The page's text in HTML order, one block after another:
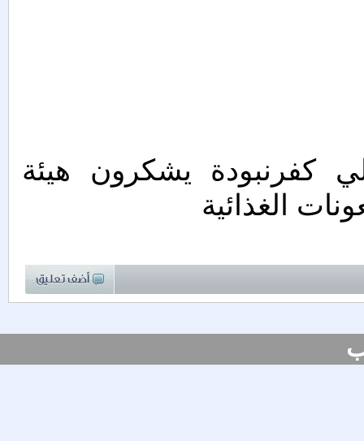
كفرنبودة يشكرون هيئة
الغذائية